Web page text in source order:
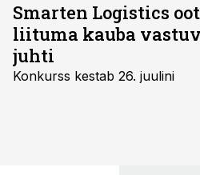
Smarten Logistics
liituma kauba
juhti
Konkurss kestab 26. juulini